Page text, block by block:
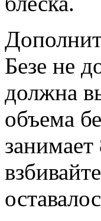
Безе не
должна
объема